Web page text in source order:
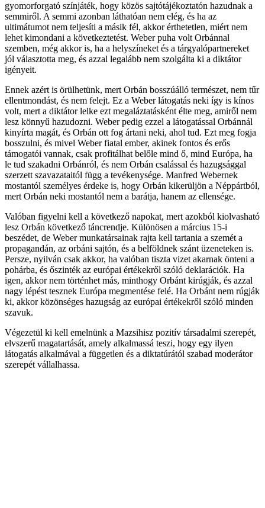
gyomorforgató színjáték, hogy közös sajtótájékoztatón hazudnak a
semmiről. A semmi azonban láthatóan nem elég, és ha az
ultimátumot nem teljesíti a másik fél, akkor érthetetlen, miért nem
lehet kimondani a következtetést. Weber puha volt Orbánnal
szemben, még akkor is, ha a helyszíneket és a tárgyalópartnereket
jól választotta meg, és azzal legalább nem szolgálta ki a diktátor
igényeit.
Ennek azért is örülhetünk, mert Orbán bosszúálló természet, nem tűr
ellentmondást, és nem felejt. Ez a Weber látogatás neki így is kínos
volt, mert a diktátor lelke ezt megaláztatásként élte meg, amiről nem
lesz könnyű hazudozni. Weber pedig ezzel a látogatással Orbánnál
kinyírta magát, és Orbán ott fog ártani neki, ahol tud. Ezt meg fogja
bosszulni, és mivel Weber fiatal ember, akinek fontos és erős
támogatói vannak, csak profitálhat belőle mind ő, mind Európa, ha
le tud szakadni Orbánról, és nem Orbán csalással és hazugsággal
szerzett szavazataitól függ a tevékenysége. Manfred Webernek
mostantól személyes érdeke is, hogy Orbán kikerüljön a Néppártból,
mert Orbán neki mostantól nem a barátja, hanem az ellensége.
Valóban figyelni kell a következő napokat, mert azokból kiolvasható
lesz Orbán következő táncrendje. Különösen a március 15-i
beszédet, de Weber munkatársainak rajta kell tartania a szemét a
propagandán, az orbáni sajtón, és a belföldnek szánt üzeneteken is.
Persze, nyilván csak akkor, ha valóban tiszta vizet akarnak önteni a
pohárba, és őszinték az európai értékekről szóló deklarációk. Ha
igen, akkor nem történhet más, minthogy Orbánt kirúgják, és azzal
nagy lépést tesznek Európa megmentése felé. Ha Orbánt nem rúgják
ki, akkor közönséges hazugság az európai értékekről szóló minden
szavuk.
Végezetül ki kell emelnünk a Mazsihisz pozitív társadalmi szerepét,
elvszerű magatartását, amely alkalmassá teszi, hogy egy ilyen
látogatás alkalmával a független és a diktatúrától szabad moderátor
szerepét vállalhassa.